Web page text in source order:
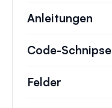
Anleitungen
Code-Schnipsel
Felder